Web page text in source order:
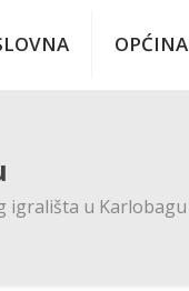
OPĆINA
igrališta u Karlobagu